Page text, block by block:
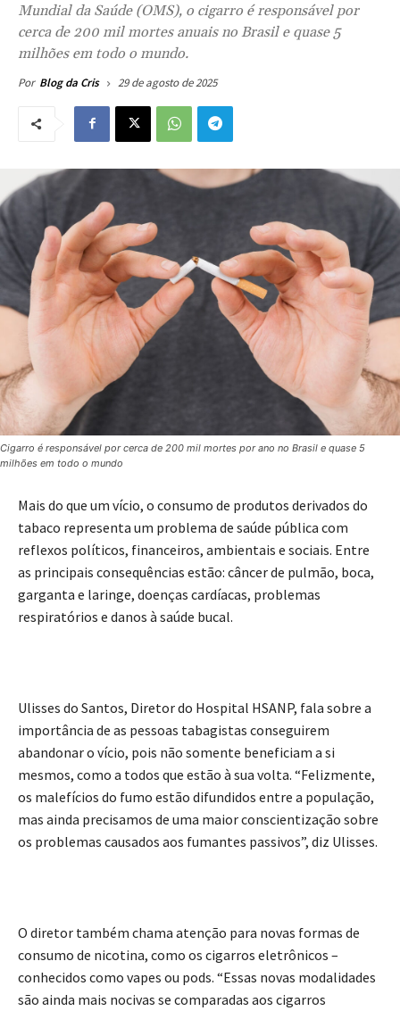
Mundial da Saúde (OMS), o cigarro é responsável por
cerca de 200 mil mortes anuais no Brasil e quase 5
milhões em todo o mundo.
Por Blog da Cris 29 de agosto de 2025
Cigarro é responsável por cerca de 200 mil mortes por ano no Brasil e quase 5
milhões em todo o mundo
Mais do que um vício, o consumo de produtos derivados do
tabaco representa um problema de saúde pública com
reflexos políticos, financeiros, ambientais e sociais. Entre
as principais consequências estão: câncer de pulmão, boca,
garganta e laringe, doenças cardíacas, problemas
respiratórios e danos à saúde bucal.
Ulisses do Santos, Diretor do Hospital HSANP, fala sobre a
importância de as pessoas tabagistas conseguirem
abandonar o vício, pois não somente beneficiam a si
mesmos, como a todos que estão à sua volta. “Felizmente,
os malefícios do fumo estão difundidos entre a população,
mas ainda precisamos de uma maior conscientização sobre
os problemas causados aos fumantes passivos”, diz Ulisses.
O diretor também chama atenção para novas formas de
consumo de nicotina, como os cigarros eletrônicos –
conhecidos como vapes ou pods. “Essas novas modalidades
são ainda mais nocivas se comparadas aos cigarros